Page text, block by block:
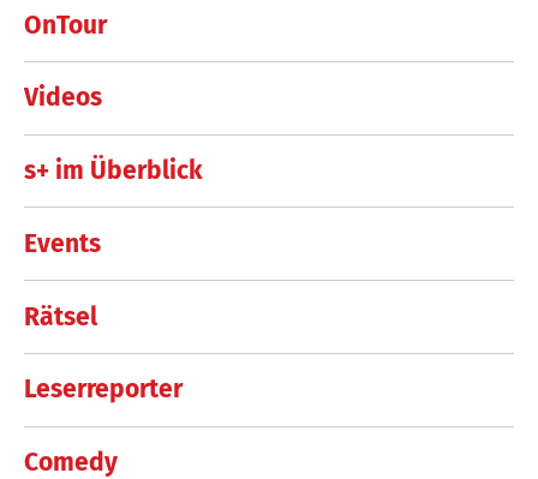
OnTour
Videos
s+ im Überblick
Events
Rätsel
Leserreporter
Comedy